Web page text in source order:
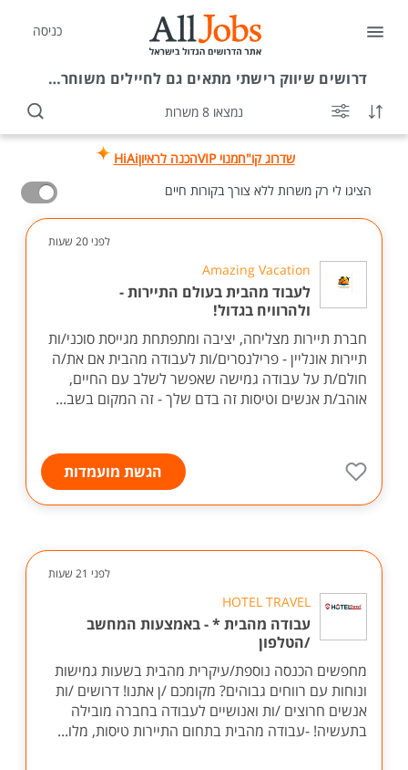
כניסה
דרושים שיווק רישתי מתאים גם לחיילים משוחררים
נמצאו 8 משרות
שדרוג קו"חמנוי VIP הכנה לראיוןHiAi
הציגו לי רק משרות ללא צורך בקורות חיים
לפני 20 שעות
Amazing Vacation
לעבוד מהבית בעולם התיירות -
ולהרוויח בגדול!
חברת תיירות מצליחה, יציבה ומתפתחת מגייסת סוכני/ות
תיירות אונליין - פרילנסרים/ות לעבודה מהבית אם את/ה
חולם/ת על עבודה גמישה שאפשר לשלב עם החיים,
אוהב/ת אנשים וטיסות זה בדם שלך - זה המקום בשב...
הגשת מועמדות
לפני 21 שעות
HOTEL TRAVEL
עבודה מהבית * - באמצעות המחשב
/הטלפון
מחפשים הכנסה נוספת/עיקרית מהבית בשעות גמישות
ונוחות עם רווחים גבוהים? מקומכם /ן אתנו! דרושים /ות
אנשים חרוצים /ות ואנושיים לעבודה בחברה מובילה
בתעשיה! -עבודה מהבית בתחום התיירות טיסות, מלו...